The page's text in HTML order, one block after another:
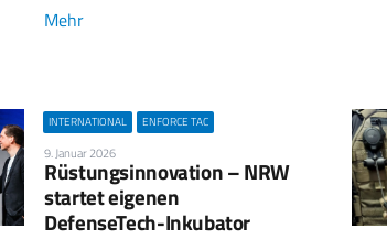
Mehr
INTERNATIONAL ENFORCE TAC
9. Januar 2026
Rüstungsinnovation – NRW
startet eigenen
DefenseTech-Inkubator